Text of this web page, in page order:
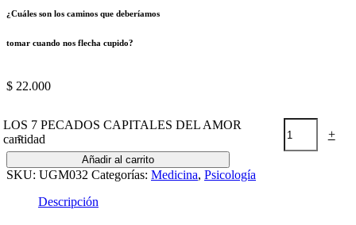
¿Cuáles son los caminos que deberíamos
tomar cuando nos flecha cupido?
$ 22.000
-
LOS 7 PECADOS CAPITALES DEL AMOR
cantidad
+
Añadir al carrito
SKU: UGM032 Categorías: Medicina, Psicología
Descripción